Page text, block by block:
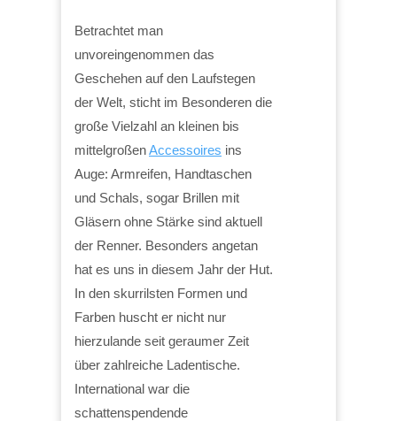
Betrachtet man
unvoreingenommen das
Geschehen auf den Laufstegen
der Welt, sticht im Besonderen die
große Vielzahl an kleinen bis
mittelgroßenAccessoires ins
Auge: Armreifen, Handtaschen
und Schals, sogar Brillen mit
Gläsern ohne Stärke sind aktuell
der Renner. Besonders angetan
hat es uns in diesem Jahr der Hut.
In den skurrilsten Formen und
Farben huscht er nicht nur
hierzulande seit geraumer Zeit
über zahlreiche Ladentische.
International war die
schattenspendende